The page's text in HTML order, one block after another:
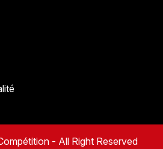
- All Right Reserved